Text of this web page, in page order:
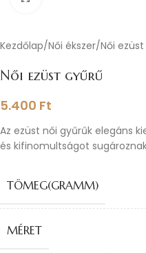
Kezdőlap Női ékszer Női
Női ezüst gyűrű
5.400 Ft
Az ezüst női gyűrűk elegáns
és kifinomultságot
TÖMEG(GRAMM)
MÉRET